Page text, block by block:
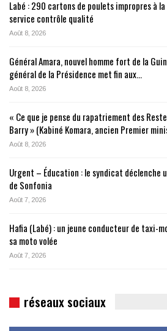
Labé : 290 cartons de poulets impropres à
service contrôle qualité
Août 8, 2026
Général Amara, nouvel homme fort de la
général de la Présidence met fin aux…
Août 8, 2026
« Ce que je pense du rapatriement des
Barry » (Kabiné Komara, ancien Premier
Août 8, 2026
Urgent – Éducation : le syndicat déclenche
de Sonfonia
Août 7, 2026
Hafia (Labé) : un jeune conducteur de taxi-
sa moto volée
Août 7, 2026
réseaux sociaux